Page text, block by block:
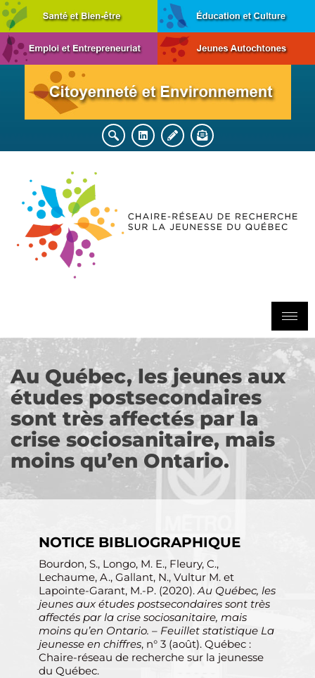
Au Québec, les jeunes aux
études postsecondaires
sont très affectés par la
crise sociosanitaire, mais
moins qu’en Ontario.
NOTICE BIBLIOGRAPHIQUE
Bourdon, S., Longo, M. E., Fleury, C.,
Lechaume, A., Gallant, N., Vultur M. et
Lapointe-Garant, M.-P. (2020). Au Québec, les
jeunes aux études postsecondaires sont très
affectés par la crise sociosanitaire, mais
moins qu’en Ontario. – Feuillet statistique La
jeunesse en chiffres, n° 3 (août). Québec :
Chaire-réseau de recherche sur la jeunesse
du Québec.